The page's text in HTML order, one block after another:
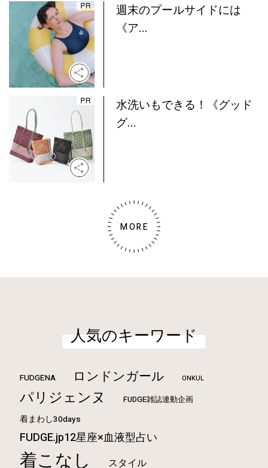
週末のプールサイドには
《ア...
水洗いもできる！《グッド
グ...
MORE
人気のキーワード
FUDGENA ロンドンガール ONKUL
パリジェンヌ FUDGE雑誌連動企画
着まわし30days
FUDGE.jp12星座×血液型占い
着こなし スタイル